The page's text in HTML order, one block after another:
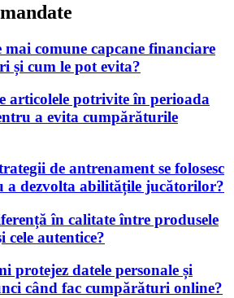
mai comune capcane financiare
și cum le pot evita?
articolele potrivite în perioada
a evita cumpărăturile
de antrenament se folosesc
a dezvolta abilitățile jucătorilor?
în calitate între produsele
cele autentice?
protejez datele personale și
când fac cumpărături online?